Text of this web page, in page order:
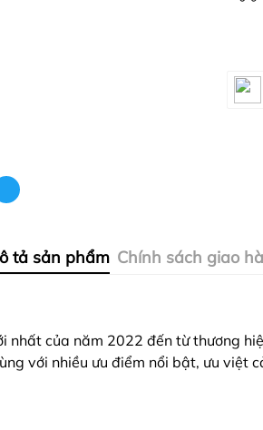
tả sản phẩm Chính sách giao
nhất của năm 2022 đến từ thương
với nhiều ưu điểm nổi bật, ưu việt